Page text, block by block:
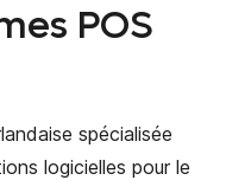
POS
spécialisée
logicielles pour le